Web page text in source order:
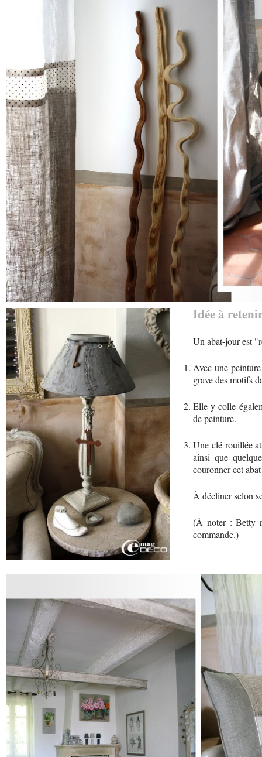
Idée à
Un abat-jour est
Avec une
grave des motifs
Elle y colle
de peinture.
Une clé rouillée
ainsi que
couronner cet
À décliner selon
(À noter : Betty
commande.)